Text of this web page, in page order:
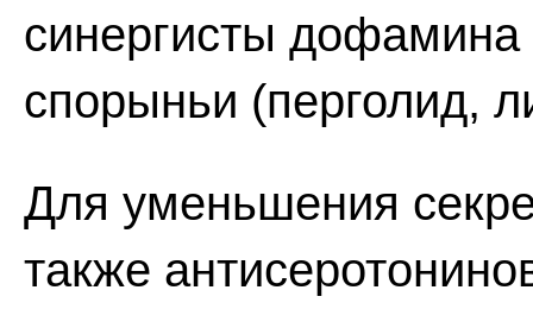
синергисты дофамина
спорыньи (перголид,
Для уменьшения
также